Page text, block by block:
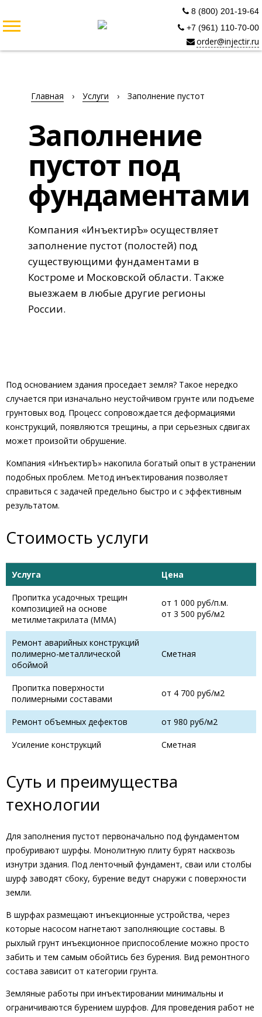
8 (800) 201-19-64
+7 (961) 110-70-00
order@injectir.ru
Главная › Услуги › Заполнение пустот
Заполнение
пустот под
фундаментами
Компания «ИнъектирЪ» осуществляет
заполнение пустот (полостей) под
существующими фундаментами в
Костроме и Московской области. Также
выезжаем в любые другие регионы
России.
Под основанием здания проседает земля? Такое нередко
случается при изначально неустойчивом грунте или подъеме
грунтовых вод. Процесс сопровождается деформациями
конструкций, появляются трещины, а при серьезных сдвигах
может произойти обрушение.
Компания «ИнъектирЪ» накопила богатый опыт в устранении
подобных проблем. Метод инъектирования позволяет
справиться с задачей предельно быстро и с эффективным
результатом.
Стоимость услуги
Услуга Цена
Пропитка усадочных трещин
композицией на основе
метилметакрилата (ММА)
от 1 000 руб/п.м.
от 3 500 руб/м2
Ремонт аварийных конструкций
полимерно-металлической
обоймой
Сметная
Пропитка поверхности
полимерными составами
от 4 700 руб/м2
Ремонт объемных дефектов от 980 руб/м2
Усиление конструкций Сметная
Суть и преимущества
технологии
Для заполнения пустот первоначально под фундаментом
пробуривают шурфы. Монолитную плиту бурят насквозь
изнутри здания. Под ленточный фундамент, сваи или столбы
шурф заводят сбоку, бурение ведут снаружи с поверхности
земли.
В шурфах размещают инъекционные устройства, через
которые насосом нагнетают заполняющие составы. В
рыхлый грунт инъекционное приспособление можно просто
забить и тем самым обойтись без бурения. Вид ремонтного
состава зависит от категории грунта.
Земляные работы при инъектировании минимальны и
ограничиваются бурением шурфов. Для проведения работ не